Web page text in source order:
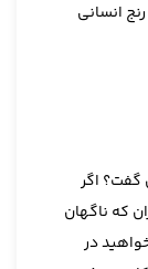
انسانی
گفت؟ اگر
که ناگهان
در